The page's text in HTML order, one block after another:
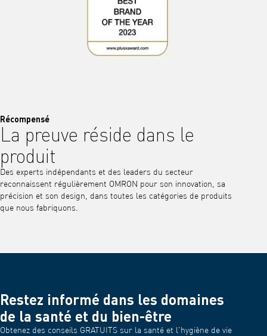
Récompensé
La preuve réside dans le
produit
Des experts indépendants et des leaders du secteur
reconnaissent régulièrement OMRON pour son innovation, sa
précision et son design, dans toutes les catégories de produits
que nous fabriquons.
Restez informé dans les domaines
de la santé et du bien-être
Obtenez des conseils GRATUITS sur la santé et l'hygiène de vie